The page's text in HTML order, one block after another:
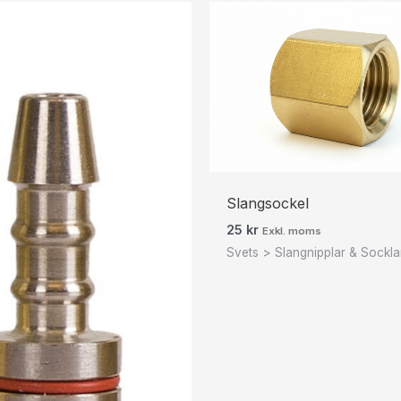
Slangsockel
25 kr Exkl. moms
Svets > Slangnipplar &